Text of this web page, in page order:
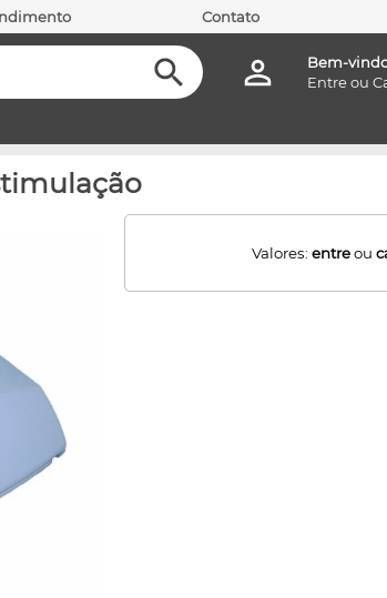
Contato
Bem-
Entreou
Valores:entreou